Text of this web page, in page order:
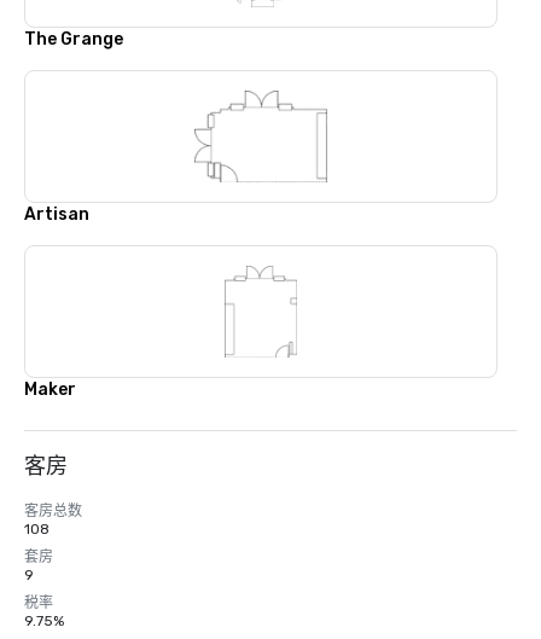
The Grange
Artisan
Maker
客房
客房总数
108
套房
9
税率
9.75%